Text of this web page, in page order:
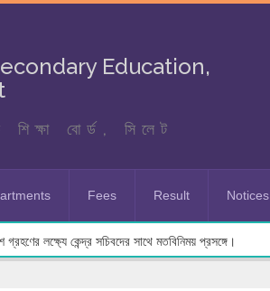
Education,
বোর্ড, সিলেট
Fees Result Notices
লক্ষ্যে কেন্দ্র সচিবদের সাথে মতবিনিময় প্রসঙ্গে।